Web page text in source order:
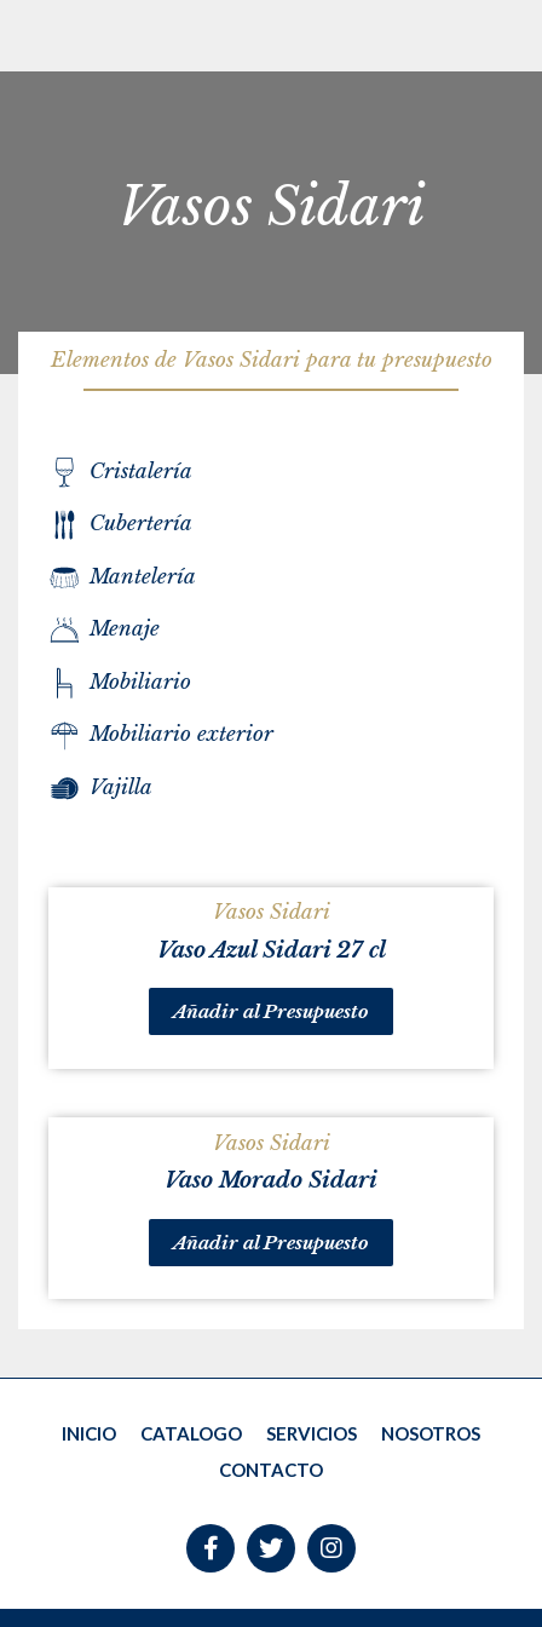
Vasos Sidari
Elementos de Vasos Sidari para tu presupuesto
Cristalería
Cubertería
Mantelería
Menaje
Mobiliario
Mobiliario exterior
Vajilla
Vasos Sidari
Vaso Azul Sidari 27 cl
Añadir al Presupuesto
Vasos Sidari
Vaso Morado Sidari
Añadir al Presupuesto
INICIO CATALOGO SERVICIOS
NOSOTROS
CONTACTO